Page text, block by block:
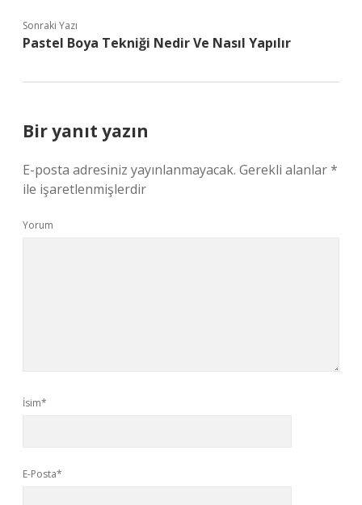
Sonraki Yazı
Pastel Boya Tekniği Nedir Ve Nasıl Yapılır
Bir yanıt yazın
E-posta adresiniz yayınlanmayacak. Gerekli alanlar*
ile işaretlenmişlerdir
Yorum
İsim*
E-Posta*